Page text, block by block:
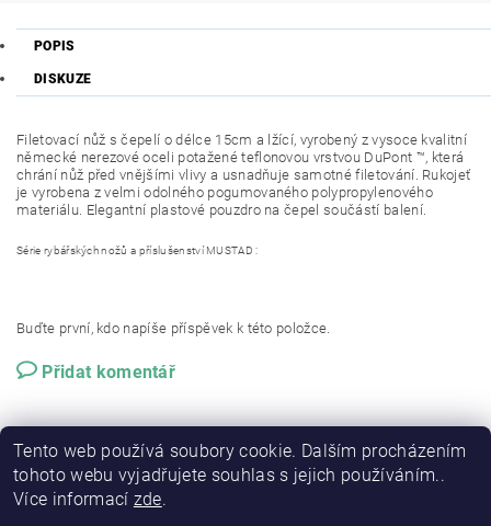
POPIS
DISKUZE
Filetovací nůž s čepelí o délce 15cm a lžící, vyrobený z vysoce kvalitní
německé nerezové oceli potažené teflonovou vrstvou DuPont ™, která
chrání nůž před vnějšími vlivy a usnadňuje samotné filetování. Rukojeť
je vyrobena z velmi odolného pogumovaného polypropylenového
materiálu. Elegantní plastové pouzdro na čepel součástí balení.
Série rybářských nožů a příslušenství MUSTAD :
Buďte první, kdo napíše příspěvek k této položce.
Přidat komentář
Tento web používá soubory cookie. Dalším procházením
tohoto webu vyjadřujete souhlas s jejich používáním..
Více informací zde.